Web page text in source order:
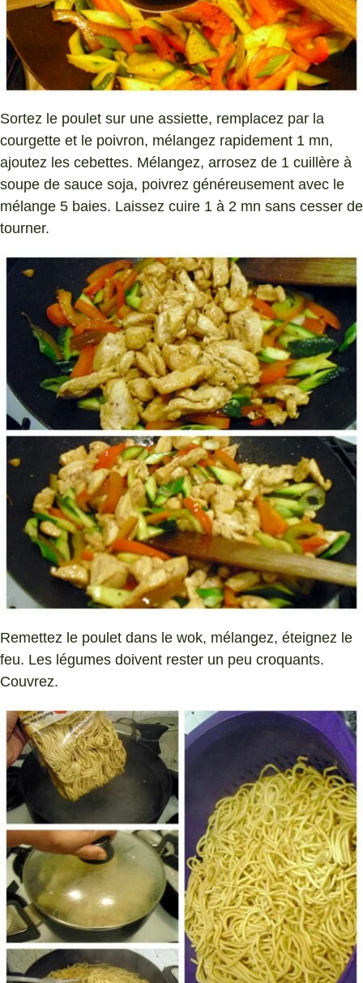
Sortez le poulet sur une assiette, remplacez par la
courgette et le poivron, mélangez rapidement 1 mn,
ajoutez les cebettes. Mélangez, arrosez de 1 cuillère à
soupe de sauce soja, poivrez généreusement avec le
mélange 5 baies. Laissez cuire 1 à 2 mn sans cesser de
tourner.
Remettez le poulet dans le wok, mélangez, éteignez le
feu. Les légumes doivent rester un peu croquants.
Couvrez.